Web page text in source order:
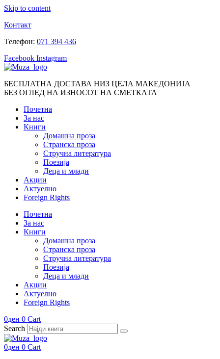
Skip to content
Контакт
Tелефон: 071 394 436
Facebook Instagram
БЕСПЛАТНА ДОСТАВА НИЗ ЦЕЛА МАКЕДОНИЈА
БЕЗ ОГЛЕД НА ИЗНОСОТ НА СМЕТКАТА
Почетна
За нас
Книги
Домашна проза
Странска проза
Стручна литература
Поезија
Деца и млади
Акции
Актуелно
Foreign Rights
Почетна
За нас
Книги
Домашна проза
Странска проза
Стручна литература
Поезија
Деца и млади
Акции
Актуелно
Foreign Rights
0ден 0 Cart
Search
0ден 0 Cart